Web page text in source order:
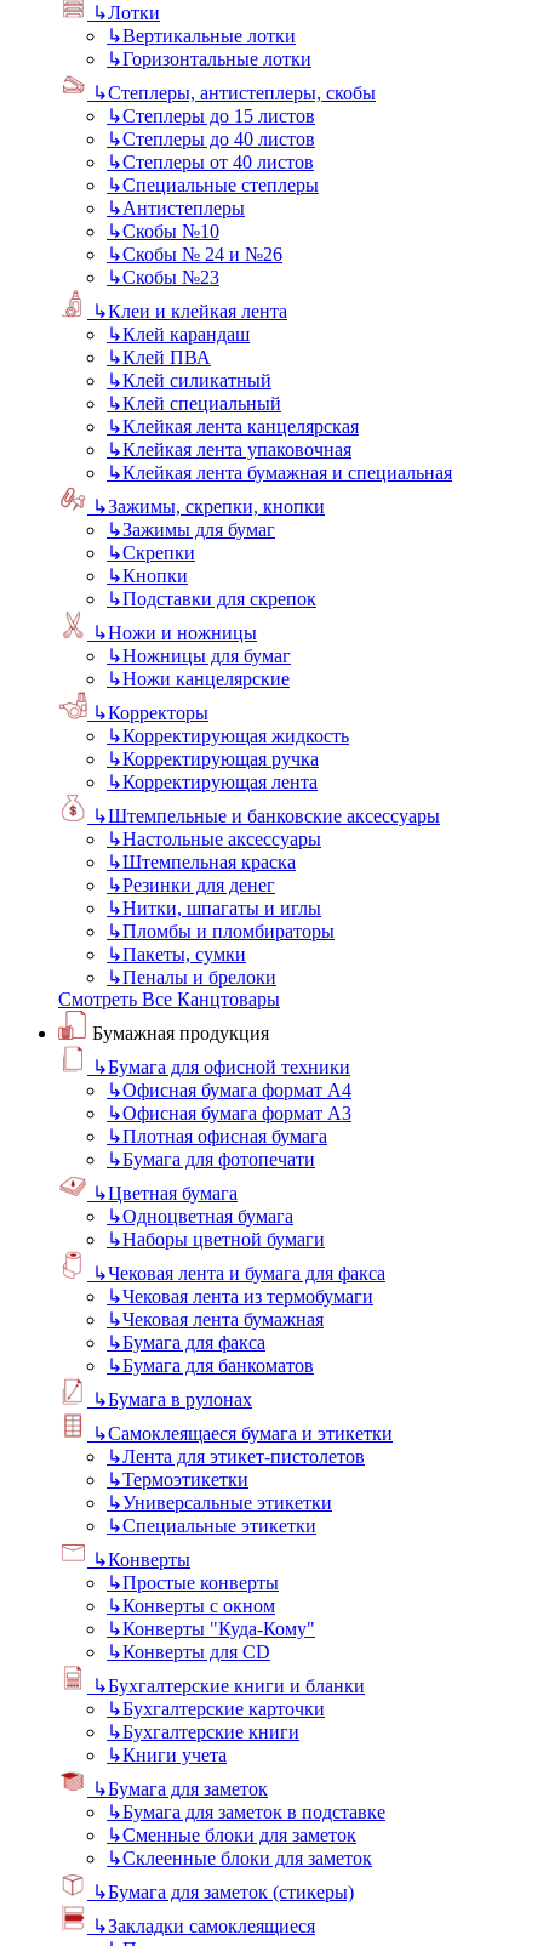
↳Лотки
↳Вертикальные лотки
↳Горизонтальные лотки
↳Степлеры, антистеплеры, скобы
↳Степлеры до 15 листов
↳Степлеры до 40 листов
↳Степлеры от 40 листов
↳Специальные степлеры
↳Антистеплеры
↳Скобы №10
↳Скобы № 24 и №26
↳Скобы №23
↳Клеи и клейкая лента
↳Клей карандаш
↳Клей ПВА
↳Клей силикатный
↳Клей специальный
↳Клейкая лента канцелярская
↳Клейкая лента упаковочная
↳Клейкая лента бумажная и специальная
↳Зажимы, скрепки, кнопки
↳Зажимы для бумаг
↳Скрепки
↳Кнопки
↳Подставки для скрепок
↳Ножи и ножницы
↳Ножницы для бумаг
↳Ножи канцелярские
↳Корректоры
↳Корректирующая жидкость
↳Корректирующая ручка
↳Корректирующая лента
↳Штемпельные и банковские аксессуары
↳Настольные аксессуары
↳Штемпельная краска
↳Резинки для денег
↳Нитки, шпагаты и иглы
↳Пломбы и пломбираторы
↳Пакеты, сумки
↳Пеналы и брелоки
Смотреть Все Канцтовары
Бумажная продукция
↳Бумага для офисной техники
↳Офисная бумага формат А4
↳Офисная бумага формат А3
↳Плотная офисная бумага
↳Бумага для фотопечати
↳Цветная бумага
↳Одноцветная бумага
↳Наборы цветной бумаги
↳Чековая лента и бумага для факса
↳Чековая лента из термобумаги
↳Чековая лента бумажная
↳Бумага для факса
↳Бумага для банкоматов
↳Бумага в рулонах
↳Самоклеящаеся бумага и этикетки
↳Лента для этикет-пистолетов
↳Термоэтикетки
↳Универсальные этикетки
↳Специальные этикетки
↳Конверты
↳Простые конверты
↳Конверты с окном
↳Конверты "Куда-Кому"
↳Конверты для CD
↳Бухгалтерские книги и бланки
↳Бухгалтерские карточки
↳Бухгалтерские книги
↳Книги учета
↳Бумага для заметок
↳Бумага для заметок в подставке
↳Сменные блоки для заметок
↳Склеенные блоки для заметок
↳Бумага для заметок (стикеры)
↳Закладки самоклеящиеся